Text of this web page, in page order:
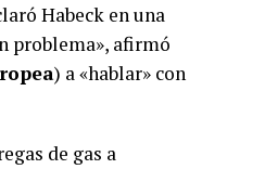
Habeck en una
problema», afirmó
) a «hablar» con
de gas a